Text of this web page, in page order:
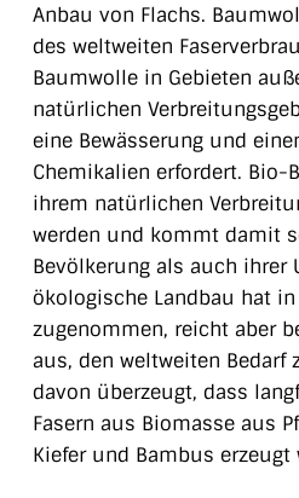
Anbau von Flachs.
des weltweiten
Baumwolle in Gebieten
natürlichen
eine Bewässerung und
Chemikalien erfordert. Bio-
ihrem natürlichen
werden und kommt damit
Bevölkerung als auch ihrer
ökologische Landbau hat
zugenommen, reicht aber
aus, den weltweiten Bedarf
davon überzeugt, dass
Fasern aus Biomasse aus
Kiefer und Bambus erzeugt